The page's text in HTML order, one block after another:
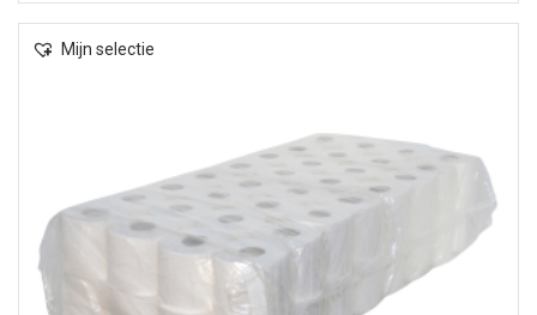
Mijn selectie